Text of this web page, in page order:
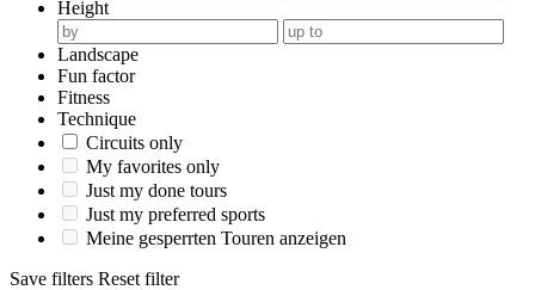
Height
Landscape
Fun factor
Fitness
Technique
Circuits only
My favorites only
Just my done tours
Just my preferred sports
Meine gesperrten Touren anzeigen
Save filters Reset filter